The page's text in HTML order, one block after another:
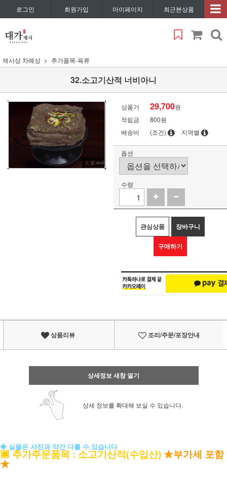
로그인 회원가입 마이페이지 최근본상품
제사상 차례상 추가품목-육류
32.소고기산적 너비아니
상품가 29,700원
적립금
800원
배송비
(조건) 지역별
옵션
수량
관심상품 장바구니
구매하기
상품리뷰 조리/주문/포장안내
상세정보 새창 열기
상세 정보를 확대해 보실 수 있습니다.
◈ 실물은 사진과 약간 다를 수 있습니다
▣추가주문품목: 소고기산적(수입산)★부가세 포함
★